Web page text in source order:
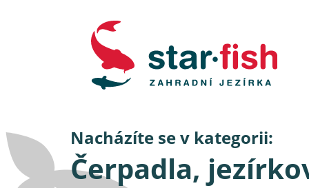
Nacházíte se v kategorii:
Čerpadla,